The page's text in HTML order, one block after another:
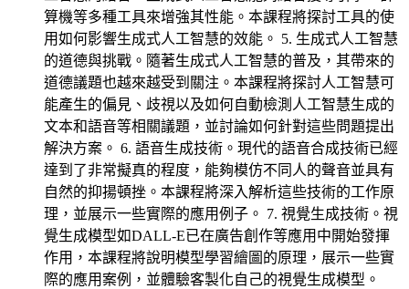
算機等多種工具來增強其性能。本課程將探討工具的使
用如何影響生成式人工智慧的效能。 5. 生成式人工智慧
的道德與挑戰。隨著生成式人工智慧的普及，其帶來的
道德議題也越來越受到關注。本課程將探討人工智慧可
能產生的偏見、歧視以及如何自動檢測人工智慧生成的
文本和語音等相關議題，並討論如何針對這些問題提出
解決方案。 6. 語音生成技術。現代的語音合成技術已經
達到了非常擬真的程度，能夠模仿不同人的聲音並具有
自然的抑揚頓挫。本課程將深入解析這些技術的工作原
理，並展示一些實際的應用例子。 7. 視覺生成技術。視
覺生成模型如DALL-E已在廣告創作等應用中開始發揮
作用，本課程將說明模型學習繪圖的原理，展示一些實
際的應用案例，並體驗客製化自己的視覺生成模型。